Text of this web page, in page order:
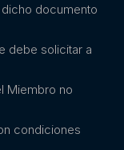
documento
debe solicitar a
Miembro no
condiciones